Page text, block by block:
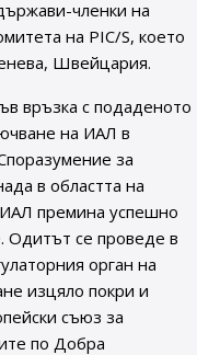
членки на
на PIC/S, което
Швейцария.
връзка с подаденото
на ИАЛ в
за
в областта на
премина успешно
Oдитът се проведе в
орган на
изцяло покри и
съюз за
по Добра